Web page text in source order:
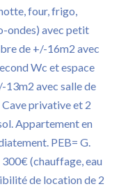
four, frigo,
ondes) avec petit
de +/-16m2 avec
Wc et espace
13m2 avec salle de
privative et 2
Appartement en
PEB= G.
(chauffage, eau
de location de 2